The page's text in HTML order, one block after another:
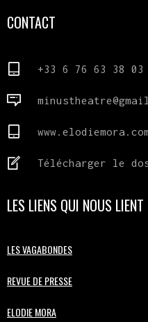
CONTACT
+33 6 76 63 38 03
Télécharger le
LES LIENS QUI NOUS LIENT
LES VAGABONDES
REVUE DE PRESSE
ELODIE MORA